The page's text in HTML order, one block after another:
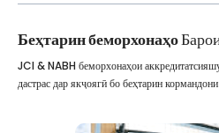
Беҳтарин беморхонаҳо
JCI & NABH беморхонаҳои
дастрас дар якҷоягӣ бо беҳтарин